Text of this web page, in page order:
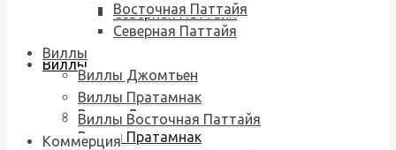
Северная Паттайя
Виллы
Виллы Джомтьен
Виллы Пратамнак
Восточная Паттайя
Северная Паттайя
Виллы
Виллы Джомтьен
Виллы Пратамнак
Виллы Восточная Паттайя
Коммерция